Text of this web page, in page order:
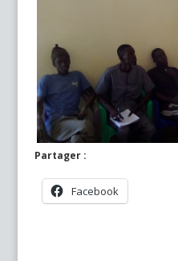
Partager :
Facebook